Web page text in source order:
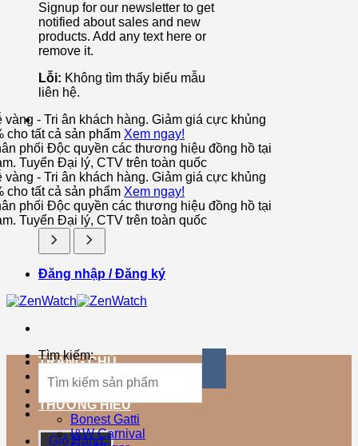
Signup for our newsletter to get
notified about sales and new
products. Add any text here or
remove it.
Lỗi: Không tìm thấy biểu mẫu
liên hệ.
vàng - Tri ân khách hàng. Giảm giá cực khủng
cho tất cả sản phẩm Xem ngay!
phối Độc quyền các thương hiệu đồng hồ tại
Tuyển Đại lý, CTV trên toàn quốc
vàng - Tri ân khách hàng. Giảm giá cực khủng
cho tất cả sản phẩm Xem ngay!
phối Độc quyền các thương hiệu đồng hồ tại
Tuyển Đại lý, CTV trên toàn quốc
Đăng nhập / Đăng ký
Tìm kiếm:
Giỏ Hàng
TRANG CHỦ
SẢN PHẨM MỚI
SẢN PHẨM BÁN CHẠY
THƯƠNG HIỆU
Bonest Gatti
I&W Carnival